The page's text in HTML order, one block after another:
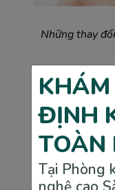
Những thay
>>> Xem thêm:
tuần tuổi.
của bé
4. Những
thứ 4
KHÁM
ĐỊNH
TOÀN
Tại Phòng